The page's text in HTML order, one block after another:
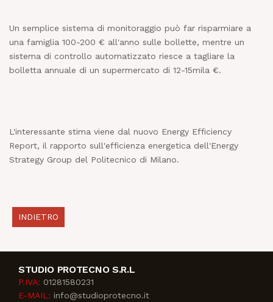
Un semplice sistema di monitoraggio può far risparmiare a
una famiglia 100-200 € all'anno sulle bollette, mentre un
sistema di controllo automatizzato riesce a tagliare la
bolletta annuale di un supermercato di 12-15mila €.
L'interessante stima viene dal nuovo Energy Efficiency
Report, il rapporto sull'efficienza energetica dell'Energy
Strategy Group del Politecnico di Milano.
INDIETRO
STUDIO PROTECNO S.R.L
P.IVA: 01281580231
E-MAIL: info@studioprotecno.it